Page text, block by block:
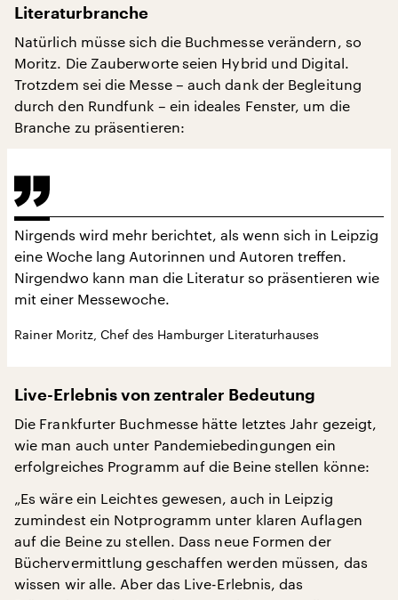
Literaturbranche
Natürlich müsse sich die Buchmesse verändern, so
Moritz. Die Zauberworte seien Hybrid und Digital.
Trotzdem sei die Messe – auch dank der Begleitung
durch den Rundfunk – ein ideales Fenster, um die
Branche zu präsentieren:
Nirgends wird mehr berichtet, als wenn sich in Leipzig
eine Woche lang Autorinnen und Autoren treffen.
Nirgendwo kann man die Literatur so präsentieren wie
mit einer Messewoche.
Rainer Moritz, Chef des Hamburger Literaturhauses
Live-Erlebnis von zentraler Bedeutung
Die Frankfurter Buchmesse hätte letztes Jahr gezeigt,
wie man auch unter Pandemiebedingungen ein
erfolgreiches Programm auf die Beine stellen könne:
„Es wäre ein Leichtes gewesen, auch in Leipzig
zumindest ein Notprogramm unter klaren Auflagen
auf die Beine zu stellen. Dass neue Formen der
Büchervermittlung geschaffen werden müssen, das
wissen wir alle. Aber das Live-Erlebnis, das